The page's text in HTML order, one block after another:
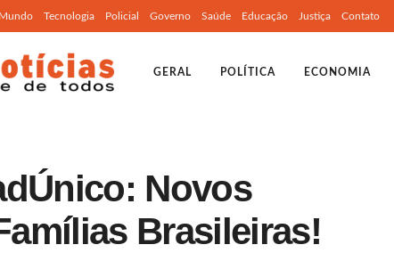
Mundo Tecnologia Policial Governo Saúde Educação Justiça Contato
GERAL POLÍTICA ECONOMIA
Novos
Brasileiras!